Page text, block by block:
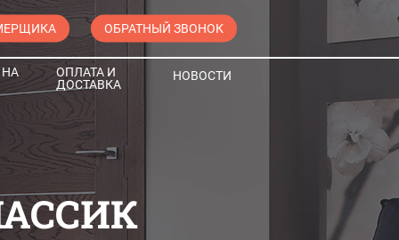
ОБРАТНЫЙ ЗВОНОК
ОПЛАТА И
ДОСТАВКА
НОВОСТИ